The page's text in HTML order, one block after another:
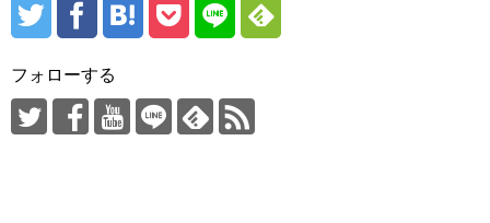
フォローする